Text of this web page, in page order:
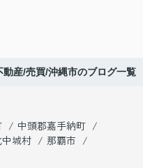
動産/売買/沖縄市のブログ一覧
中頭郡嘉手納町
城村
那覇市